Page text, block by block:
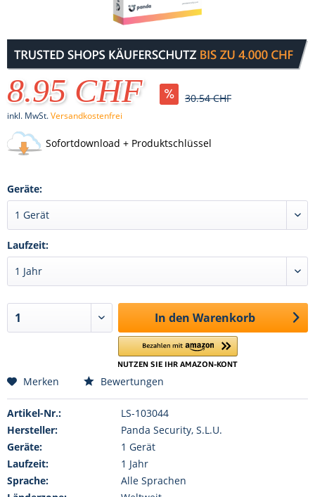
8.95 CHF 30.54 CHF
inkl. MwSt.Versandkostenfrei
Sofortdownload + Produktschlüssel
Geräte:
Laufzeit:
In den Warenkorb
Merken Bewertungen
Artikel-Nr.:
LS-103044
Hersteller:
Panda Security, S.L.U.
Geräte:
1 Gerät
Laufzeit:
1 Jahr
Sprache:
Alle Sprachen